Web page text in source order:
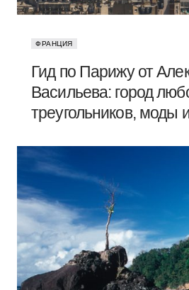
ФРАНЦИЯ
Гид по Парижу от
Васильева: город
треугольников, моды